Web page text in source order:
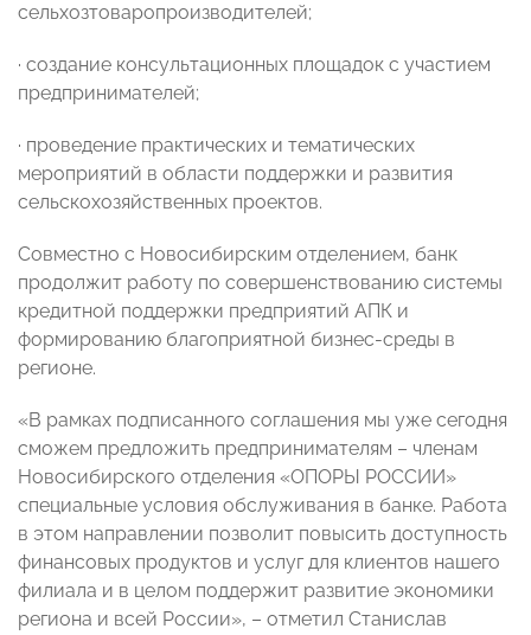
сельхозтоваропроизводителей;
· создание консультационных площадок с участием
предпринимателей;
· проведение практических и тематических
мероприятий в области поддержки и развития
сельскохозяйственных проектов.
Совместно с Новосибирским отделением, банк
продолжит работу по совершенствованию системы
кредитной поддержки предприятий АПК и
формированию благоприятной бизнес-среды в
регионе.
«В рамках подписанного соглашения мы уже сегодня
сможем предложить предпринимателям – членам
Новосибирского отделения «ОПОРЫ РОССИИ»
специальные условия обслуживания в банке. Работа
в этом направлении позволит повысить доступность
финансовых продуктов и услуг для клиентов нашего
филиала и в целом поддержит развитие экономики
региона и всей России», – отметил Станислав